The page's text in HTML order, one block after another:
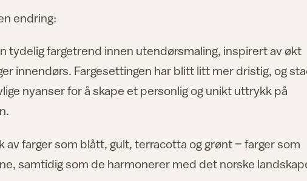
endring:
tydelig fargetrend innen utendørsmaling, inspirert av økt
innendørs. Fargesettingen har blitt litt mer dristig, og
nyanser for å skape et personlig og unikt uttrykk på
farger som blått, gult, terracotta og grønt – farger som
samtidig som de harmonerer med det norske